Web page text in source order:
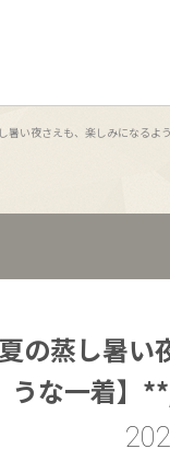
暑い夜さえも、楽しみになるよ
の蒸し暑い
うな一着】